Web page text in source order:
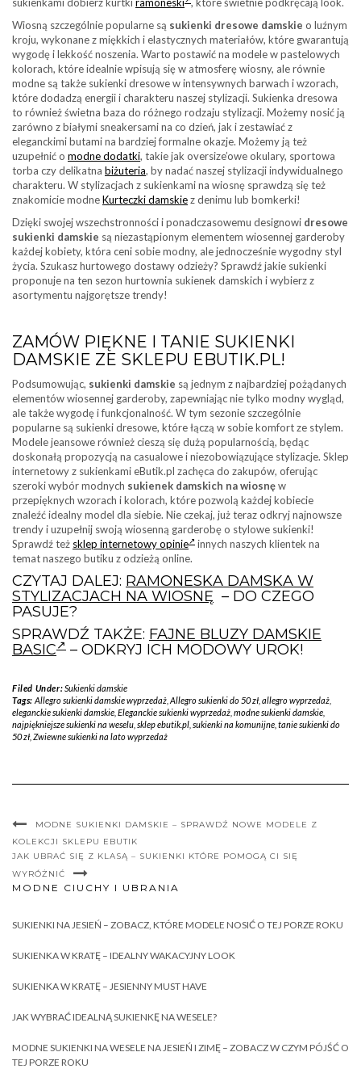
Wiosną szczególnie popularne są sukienki dresowe damskie o luźnym
kroju, wykonane z miękkich i elastycznych materiałów, które gwarantują
wygodę i lekkość noszenia. Warto postawić na modele w pastelowych
kolorach, które idealnie wpisują się w atmosferę wiosny, ale równie
modne są także sukienki dresowe w intensywnych barwach i wzorach,
które dodadzą energii i charakteru naszej stylizacji. Sukienka dresowa
to również świetna baza do różnego rodzaju stylizacji. Możemy nosić ją
zarówno z białymi sneakersami na co dzień, jak i zestawiać z
eleganckimi butami na bardziej formalne okazje. Możemy ją też
uzupełnić o modne dodatki, takie jak oversize’owe okulary, sportowa
torba czy delikatna biżuteria, by nadać naszej stylizacji indywidualnego
charakteru. W stylizacjach z sukienkami na wiosnę sprawdzą się też
znakomicie modneKurteczki damskiez denimu lub bomkerki!
Dzięki swojej wszechstronności i ponadczasowemu designowi dresowe
sukienki damskie są niezastąpionym elementem wiosennej garderoby
każdej kobiety, która ceni sobie modny, ale jednocześnie wygodny styl
życia. Szukasz hurtowego dostawy odzieży? Sprawdź jakie sukienki
proponuje na ten sezon hurtownia sukienek damskich i wybierz z
asortymentu najgorętsze trendy!
ZAMÓW PIĘKNE I TANIE SUKIENKI
DAMSKIE ZE SKLEPU EBUTIK.PL!
Podsumowując, sukienki damskie są jednym z najbardziej pożądanych
elementów wiosennej garderoby, zapewniając nie tylko modny wygląd,
ale także wygodę i funkcjonalność. W tym sezonie szczególnie
popularne są sukienki dresowe, które łączą w sobie komfort ze stylem.
Modele jeansowe również cieszą się dużą popularnością, będąc
doskonałą propozycją na casualowe i niezobowiązujące stylizacje. Sklep
internetowy z sukienkami eButik.pl zachęca do zakupów, oferując
szeroki wybór modnych sukienek damskich na wiosnęw
przepięknych wzorach i kolorach, które pozwolą każdej kobiecie
znaleźć idealny model dla siebie. Nie czekaj, już teraz odkryj najnowsze
trendy i uzupełnij swoją wiosenną garderobę o stylowe sukienki!
Sprawdź też sklep internetowy opinie
innych naszych klientek na
temat naszego butiku z odzieżą online.
CZYTAJ DALEJ: RAMONESKA DAMSKA W
STYLIZACJACH NA WIOSNĘ – DO CZEGO
PASUJE?
SPRAWDŹ TAKŻE: FAJNE BLUZY DAMSKIE
BASIC
– ODKRYJ ICH MODOWY UROK!
Filed Under: Sukienki damskie
Tags: Allegro sukienki damskie wyprzedaż, Allegro sukienki do 50 zł, allegro wyprzedaż,
eleganckie sukienki damskie Eleganckie sukienki wyprzedaż modne sukienki damskie
najpiękniejsze sukienki na weselu sklep ebutik.pl sukienki na komunijne tanie sukienki do
50 zł, Zwiewne sukienki na lato wyprzedaż
MODNE SUKIENKI DAMSKIE – SPRAWDŹ NOWE MODELE Z
KOLEKCJI SKLEPU EBUTIK
JAK UBRAĆ SIĘ Z KLASĄ – SUKIENKI KTÓRE POMOGĄ CI SIĘ
WYRÓŻNIĆ
MODNE CIUCHY I UBRANIA
SUKIENKI NA JESIEŃ – ZOBACZ, KTÓRE MODELE NOSIĆ O TEJ PORZE ROKU
SUKIENKA W KRATĘ – IDEALNY WAKACYJNY LOOK
SUKIENKA W KRATĘ – JESIENNY MUST HAVE
JAK WYBRAĆ IDEALNĄ SUKIENKĘ NA WESELE?
MODNE SUKIENKI NA WESELE NA JESIEŃ I ZIMĘ – ZOBACZ W CZYM PÓJŚĆ O
TEJ PORZE ROKU